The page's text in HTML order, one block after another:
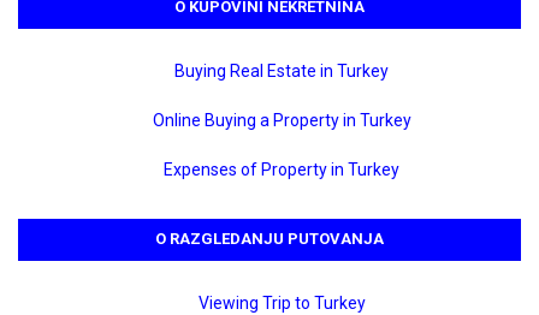
O KUPOVINI NEKRETNINA
Buying Real Estate in Turkey
Online Buying a Property in Turkey
Expenses of Property in Turkey
O RAZGLEDANJU PUTOVANJA
Viewing Trip to Turkey